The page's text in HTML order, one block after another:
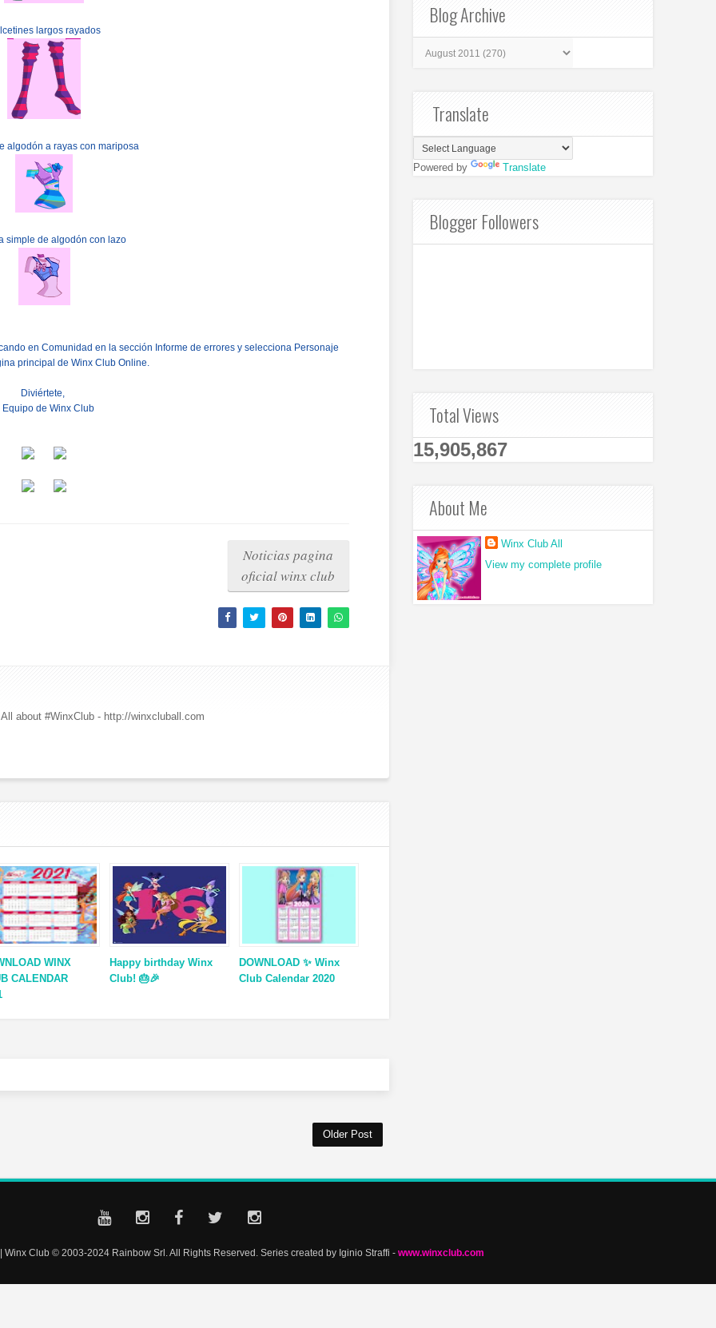
largos rayados
algodón a rayas con mariposa
simple de algodón con lazo
en Comunidad en la sección Informe de errores y selecciona Personaje
principal de Winx Club Online.
Diviértete,
Equipo de Winx Club
Noticias pagina
oficial winx club
about #WinxClub - http://winxcluball.com
WINX
CALENDAR
Happy birthday Winx
Club! 🎂🎉
DOWNLOAD ✨ Winx
Club Calendar 2020
Older Post
Blog Archive
Translate
Powered by Translate
Blogger Followers
Total Views
15,905,867
About Me
Winx Club All
View my complete profile
| Winx Club © 2003-2024 Rainbow Srl. All Rights Reserved. Series created by Iginio Straffi - www.winxclub.com